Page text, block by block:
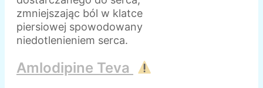
zmniejszając ból w klatce
piersiowej spowodowany
niedotlenieniem serca.
Amlodipine Teva